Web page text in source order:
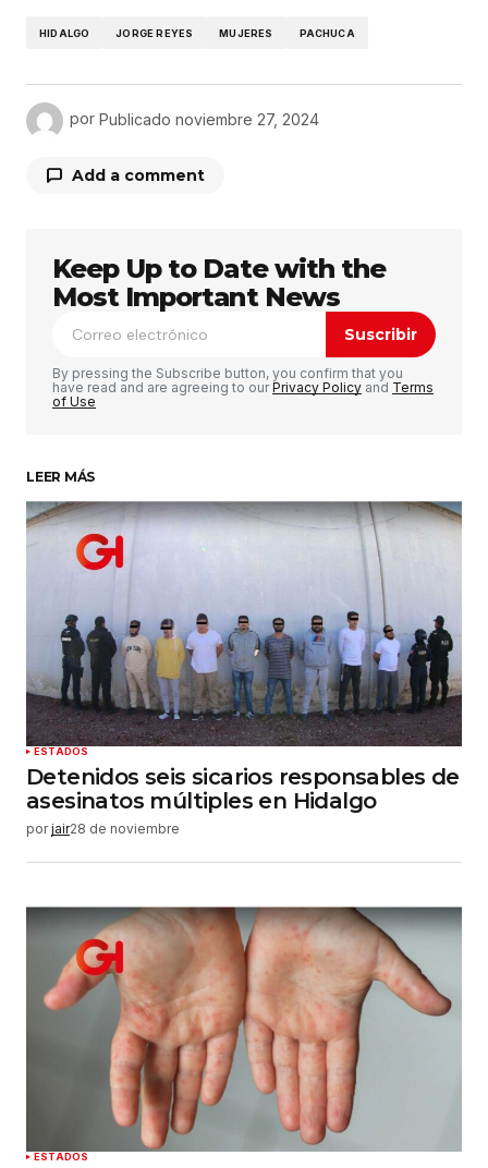
HIDALGO JORGE REYES MUJERES PACHUCA
por Publicado noviembre 27, 2024
Add a comment
Tu dirección de correo electrónico no será
publicada. Los campos obligatorios están
marcados con *
Comentario *
Su nombre*
Tu correo electrónico
Guardar mi nombre, correo electrónico y sitio
web en este navegador para la próxima vez que
haga un comentario.
Enviar comentario
Keep Up to Date with the
Most Important News
Suscribir
By pressing the Subscribe button, you confirm that you
have read and are agreeing to ourPrivacy Policy and Terms
of Use
LEER MÁS
ESTADOS
Detenidos seis sicarios responsables de
asesinatos múltiples en Hidalgo
por jair28 de noviembre
ESTADOS